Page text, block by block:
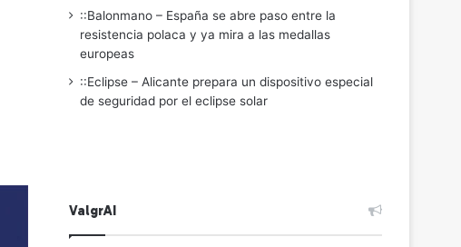
::Balonmano – España se abre paso entre la
resistencia polaca y ya mira a las medallas
europeas
::Eclipse – Alicante prepara un dispositivo especial
de seguridad por el eclipse solar
ValgrAI